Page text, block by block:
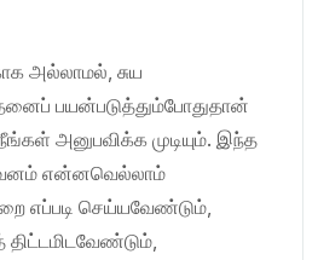
அல்லாமல், சுய
பயன்படுத்தும்போதுதான்
அனுபவிக்க முடியும். இந்த
என்னவெல்லாம்
எப்படி செய்யவேண்டும்,